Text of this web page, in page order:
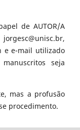
de AUTOR/A
e e-mail utilizado
seja
mas a profusão
procedimento.